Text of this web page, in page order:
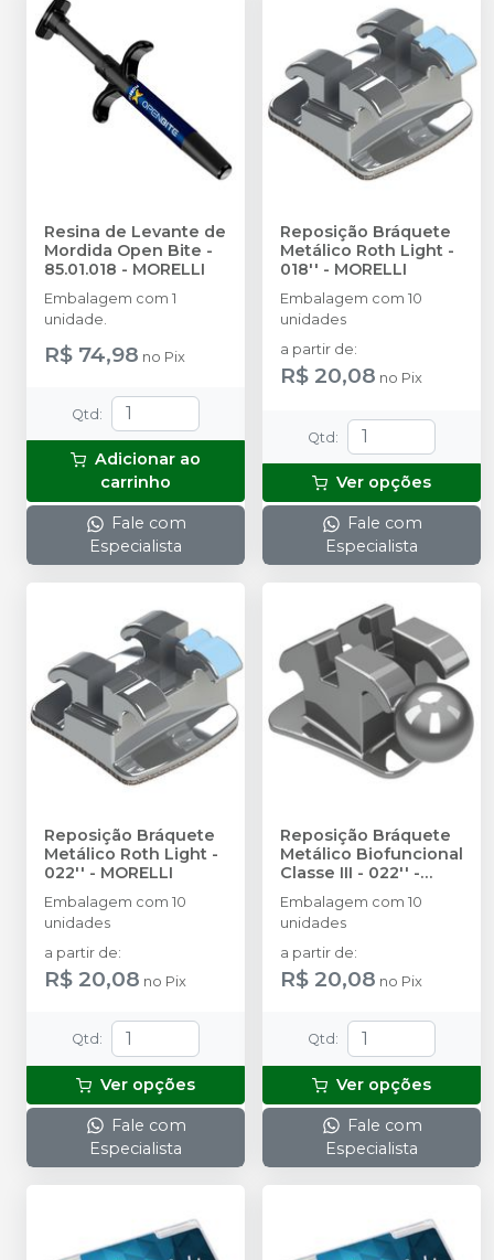
Resina de Levante de
Mordida Open Bite -
85.01.018 - MORELLI
Embalagem com 1
unidade.
R$ 74,98 no Pix
Qtd:
Adicionar ao
carrinho
Fale com
Especialista
Reposição Bráquete
Metálico Roth Light -
018'' - MORELLI
Embalagem com 10
unidades
a partir de:
R$ 20,08 no Pix
Qtd:
Ver opções
Fale com
Especialista
Reposição Bráquete
Metálico Roth Light -
022'' - MORELLI
Embalagem com 10
unidades
a partir de:
R$ 20,08 no Pix
Qtd :
Ver opções
Fale com
Especialista
Reposição Bráquete
Metálico Biofuncional
Classe III - 022'' -
MORELLI
Embalagem com 10
unidades
a partir de:
R$ 20,08 no Pix
Qtd :
Ver opções
Fale com
Especialista